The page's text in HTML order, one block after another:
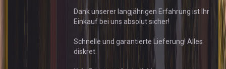
Dank unserer langjährigen Erfahrung ist Ihr
Einkauf bei uns absolut sicher!
Schnelle und garantierte Lieferung! Alles
diskret.